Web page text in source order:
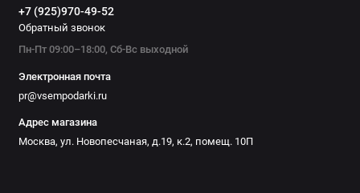
+7 (925)970-49-52
Обратный звонок
Пн-Пт 09:00–18:00, Сб-Вс выходной
Электронная почта
pr@vsempodarki.ru
Адрес магазина
Москва, ул. Новопесчаная, д.19, к.2, помещ. 10П